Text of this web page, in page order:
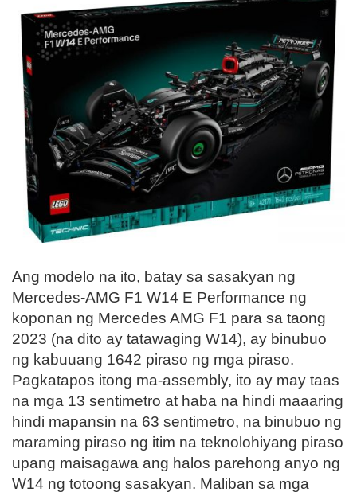
Ang modelo na ito, batay sa sasakyan ng
Mercedes-AMG F1 W14 E Performance ng
koponan ng Mercedes AMG F1 para sa taong
2023 (na dito ay tatawaging W14), ay binubuo
ng kabuuang 1642 piraso ng mga piraso.
Pagkatapos itong ma-assembly, ito ay may taas
na mga 13 sentimetro at haba na hindi maaaring
hindi mapansin na 63 sentimetro, na binubuo ng
maraming piraso ng itim na teknolohiyang piraso
upang maisagawa ang halos parehong anyo ng
W14 ng totoong sasakyan. Maliban sa mga